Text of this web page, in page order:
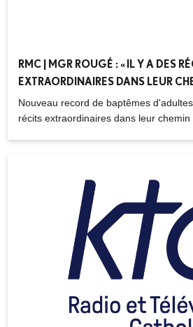
RMC | MGR ROUGÉ : « IL Y A DES
EXTRAORDINAIRES DANS LEUR
BAPTÊMES » – 26.03.2026
Nouveau record de baptêmes
récits extraordinaires dans leur